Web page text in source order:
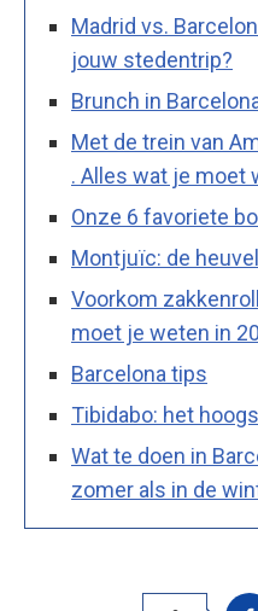
Madrid vs.
jouw stedentrip?
Brunch in
Met de trein van
. Alles wat je moet
Onze 6 favoriete
Montjuïc: de
Voorkom
moet je weten in
Barcelona tips
Tibidabo: het
Wat te doen in
zomer als in de